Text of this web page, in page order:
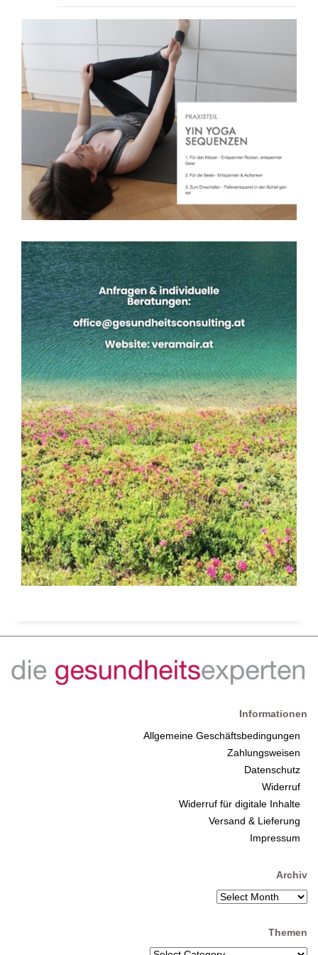
Informationen
Allgemeine Geschäftsbedingungen
Zahlungsweisen
Datenschutz
Widerruf
Widerruf für digitale Inhalte
Versand & Lieferung
Impressum
Archiv
Themen